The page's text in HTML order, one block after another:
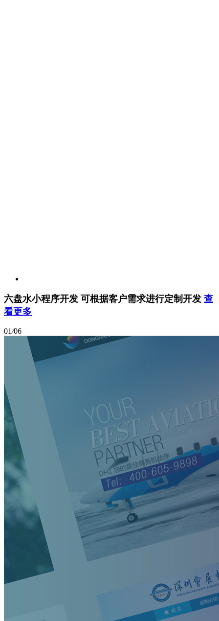
六盘水小程序开发 可根据客户需求进行定制开发 查
看更多
01/06